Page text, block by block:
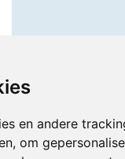
en andere
om